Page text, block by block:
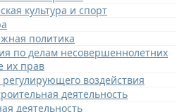
культура и спорт
политика
по делам несовершеннолетних
их прав
воздействия
деятельность
деятельность